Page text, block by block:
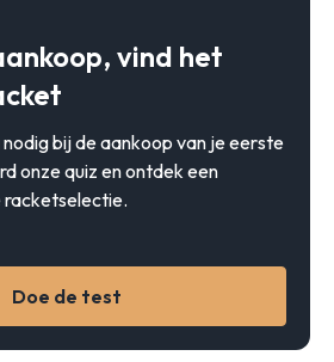
vind het
bij de aankoop van je eerste
onze quiz en ontdek een
racketselectie.
Doe de test